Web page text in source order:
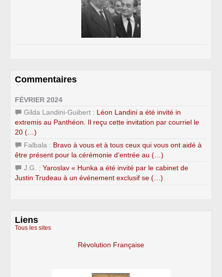
Commentaires
FÉVRIER 2024
Gilda Landini-Guibert : Léon Landini a été invité in
extremis au Panthéon. Il reçu cette invitation par courriel le
20 (…)
Falbala : Bravo à vous et à tous ceux qui vous ont aidé à
être présent pour la cérémonie d’entrée au (…)
J.G. : Yaroslav « Hunka a été invité par le cabinet de
Justin Trudeau à un événement exclusif se (…)
Liens
Tous les sites
Révolution Française